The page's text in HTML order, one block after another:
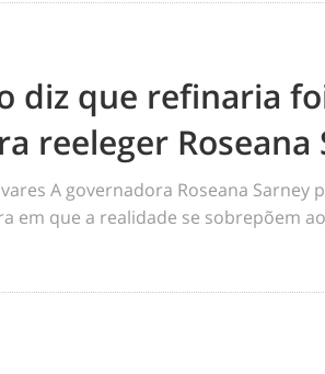
diz que refinaria
reeleger Roseana
A governadora Roseana Sarney
em que a realidade se sobrepõem